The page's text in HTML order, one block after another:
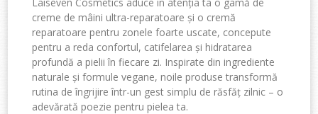
creme de mâini ultra-reparatoare și o cremă
reparatoare pentru zonele foarte uscate, concepute
pentru a reda confortul, catifelarea și hidratarea
profundă a pielii în fiecare zi. Inspirate din ingrediente
naturale și formule vegane, noile produse transformă
rutina de îngrijire într-un gest simplu de răsfăț zilnic – o
adevărată poezie pentru pielea ta.